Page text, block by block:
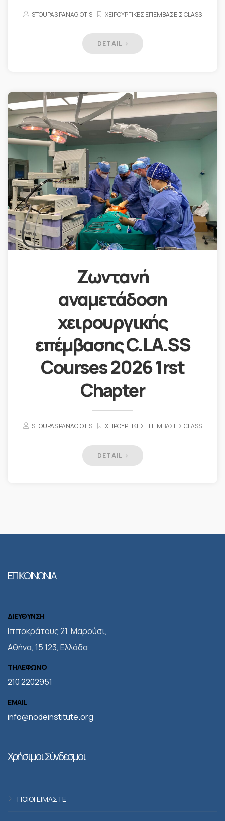
STOUPAS PANAGIOTIS ΧΕΙΡΟΥΡΓΙΚΈΣ ΕΠΕΜΒΆΣΕΙΣ CLASS
DETAIL
Ζωντανή
αναμετάδοση
χειρουργικής
επέμβασης C.LA.SS
Courses 2026 1rst
Chapter
STOUPAS PANAGIOTIS ΧΕΙΡΟΥΡΓΙΚΈΣ ΕΠΕΜΒΆΣΕΙΣ CLASS
DETAIL
ΕΠΙΚΟΙΝΩΝΙΑ
ΔΙΕΥΘΥΝΣΗ
Iπποκράτους 21, Μαρούσι,
Αθήνα, 15 123, Ελλάδα
ΤΗΛΕΦΩΝΟ
210 2202951
EMAIL
info@nodeinstitute.org
Χρήσιμοι Σύνδεσμοι
ΠΟΙΟΙ ΕΙΜΑΣΤΕ